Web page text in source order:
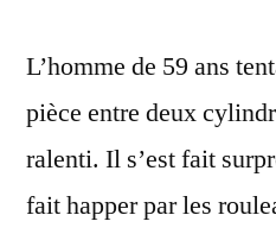
L’homme de 59 ans
pièce entre deux
ralenti. Il s’est fait
fait happer par les